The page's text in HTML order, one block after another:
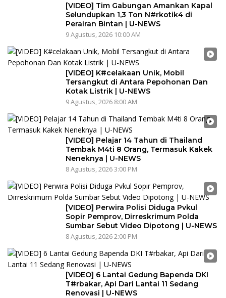
[VIDEO] Tim Gabungan Amankan Kapal
Selundupkan 1,3 Ton N#rkotik4 di
Perairan Bintan | U-NEWS
9 Agustus, 2026 10:00 AM
[VIDEO] K#celakaan Unik, Mobil
Tersangkut di Antara Pepohonan Dan
Kotak Listrik | U-NEWS
9 Agustus, 2026 8:00 AM
[VIDEO] Pelajar 14 Tahun di Thailand
Tembak M4ti 8 Orang, Termasuk Kakek
Neneknya | U-NEWS
8 Agustus, 2026 3:00 PM
[VIDEO] Perwira Polisi Diduga Pvkul
Sopir Pemprov, Dirreskrimum Polda
Sumbar Sebut Video Dipotong | U-NEWS
8 Agustus, 2026 2:00 PM
[VIDEO] 6 Lantai Gedung Bapenda DKI
T#rbakar, Api Dari Lantai 11 Sedang
Renovasi | U-NEWS